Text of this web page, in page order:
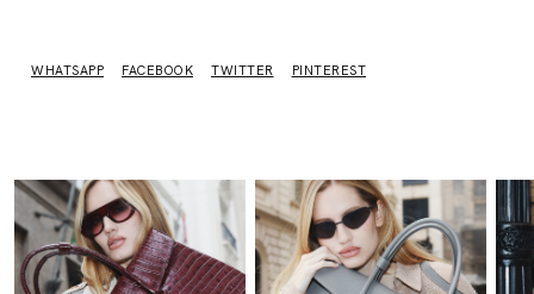
WHATSAPP FACEBOOK TWITTER PINTEREST